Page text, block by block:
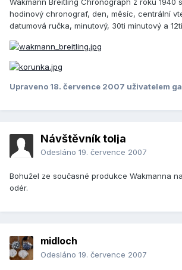
Wakmann Breitling Chronograph z roku 1940
hodinový chronograf, den, měsíc, centrální
datumová ručka, minutový, 30ti minutový a
Upraveno 18. července 2007 uživatelem
Návštěvník tolja
Odesláno 19. července 2007
Bohužel ze současné produkce Wakmanna
odér.
midloch
Odesláno 19. července 2007